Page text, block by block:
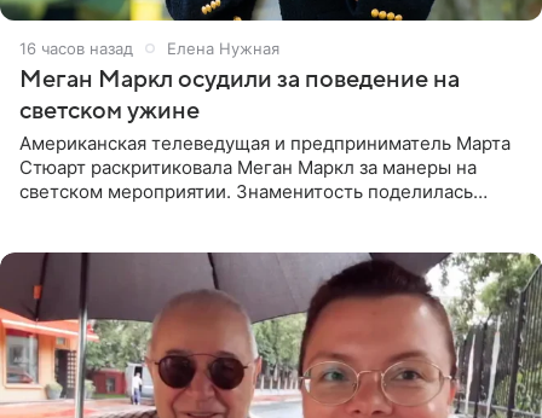
16 часов назад Елена Нужная
Меган Маркл осудили за поведение на
светском ужине
Американская телеведущая и предприниматель Марта
Стюарт раскритиковала Меган Маркл за манеры на
светском мероприятии. Знаменитость поделилась